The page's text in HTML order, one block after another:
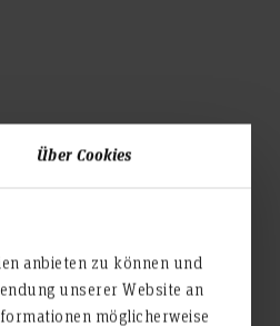
Über Cookies
anbieten zu können und
unserer Website an
möglicherweise